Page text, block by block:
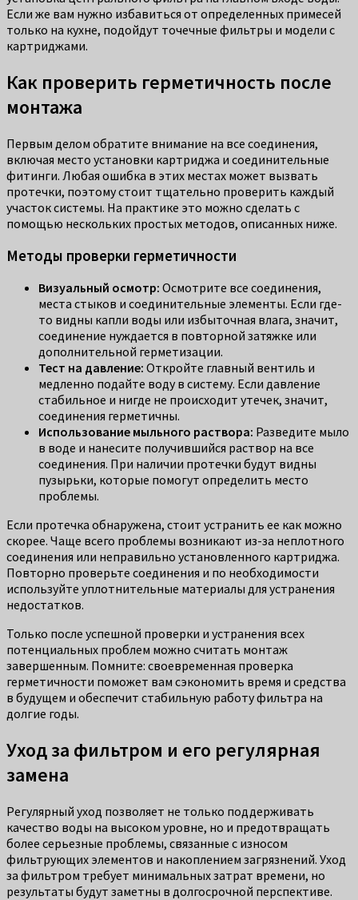
Если же вам нужно избавиться от определенных примесей
только на кухне, подойдут точечные фильтры и модели с
картриджами.
Как проверить герметичность после
монтажа
Первым делом обратите внимание на все соединения,
включая место установки картриджа и соединительные
фитинги. Любая ошибка в этих местах может вызвать
протечки, поэтому стоит тщательно проверить каждый
участок системы. На практике это можно сделать с
помощью нескольких простых методов, описанных ниже.
Методы проверки герметичности
Визуальный осмотр: Осмотрите все соединения,
места стыков и соединительные элементы. Если где-
то видны капли воды или избыточная влага, значит,
соединение нуждается в повторной затяжке или
дополнительной герметизации.
Тест на давление: Откройте главный вентиль и
медленно подайте воду в систему. Если давление
стабильное и нигде не происходит утечек, значит,
соединения герметичны.
Использование мыльного раствора: Разведите мыло
в воде и нанесите получившийся раствор на все
соединения. При наличии протечки будут видны
пузырьки, которые помогут определить место
проблемы.
Если протечка обнаружена, стоит устранить ее как можно
скорее. Чаще всего проблемы возникают из-за неплотного
соединения или неправильно установленного картриджа.
Повторно проверьте соединения и по необходимости
используйте уплотнительные материалы для устранения
недостатков.
Только после успешной проверки и устранения всех
потенциальных проблем можно считать монтаж
завершенным. Помните: своевременная проверка
герметичности поможет вам сэкономить время и средства
в будущем и обеспечит стабильную работу фильтра на
долгие годы.
Уход за фильтром и его регулярная
замена
Регулярный уход позволяет не только поддерживать
качество воды на высоком уровне, но и предотвращать
более серьезные проблемы, связанные с износом
фильтрующих элементов и накоплением загрязнений. Уход
за фильтром требует минимальных затрат времени, но
результаты будут заметны в долгосрочной перспективе.